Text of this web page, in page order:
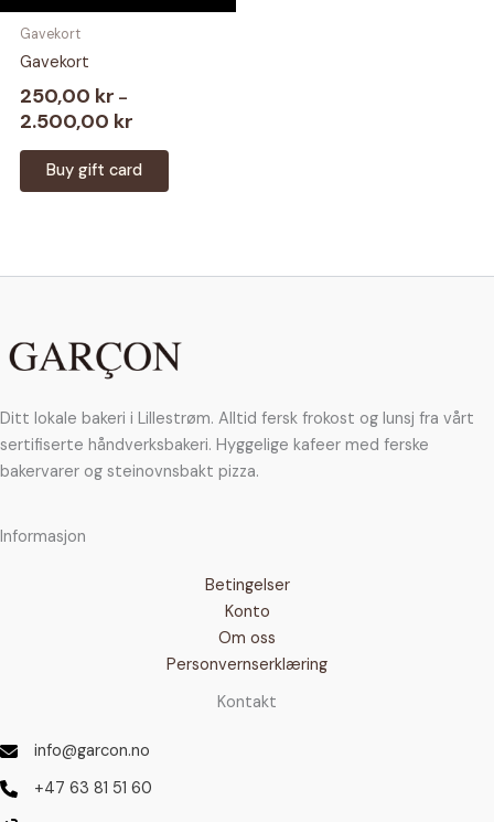
Gavekort
Gavekort
250,00 kr –
2.500,00 krPrisområde:
til
2.500,00 kr
Buy gift card
Dette
velges
på
Ditt lokale bakeri i Lillestrøm. Alltid fersk frokost og lunsj fra vårt
sertifiserte håndverksbakeri. Hyggelige kafeer med ferske
bakervarer og steinovnsbakt pizza.
Informasjon
Betingelser
Konto
Om oss
Personvernserklæring
Kontakt
info@garcon.no
+47 63 81 51 60